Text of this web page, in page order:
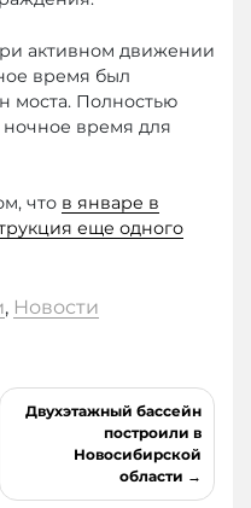
активном движении
время был
моста. Полностью
ночное время для
что в январе в
еще одного
, Новости
Двухэтажный бассейн
построили в
Новосибирской
области